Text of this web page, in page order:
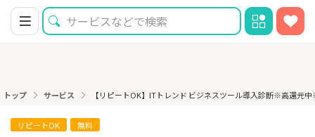
トップ サービス 【リピートOK】ITトレンド ビジネスツール導入診断※高還元
リピートOK 無料